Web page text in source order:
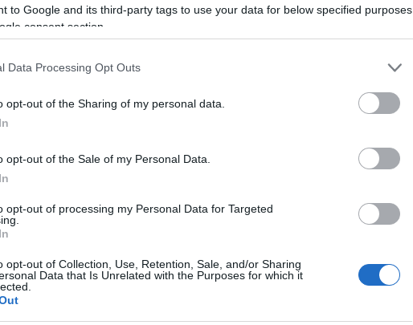
to Google and its third-party tags to use your data for below specified purposes
consent section.
Data Processing Opt Outs
opt-out of the Sharing of my personal data.
opt-out of the Sale of my Personal Data.
opt-out of processing my Personal Data for Targeted
opt-out of Collection, Use, Retention, Sale, and/or Sharing
Data that Is Unrelated with the Purposes for which it
nell’offrire
dedicati, l’apprendimento diventa un
un corso molto richiesto che si
alle 16:00, con la possibilità di pranzare nel